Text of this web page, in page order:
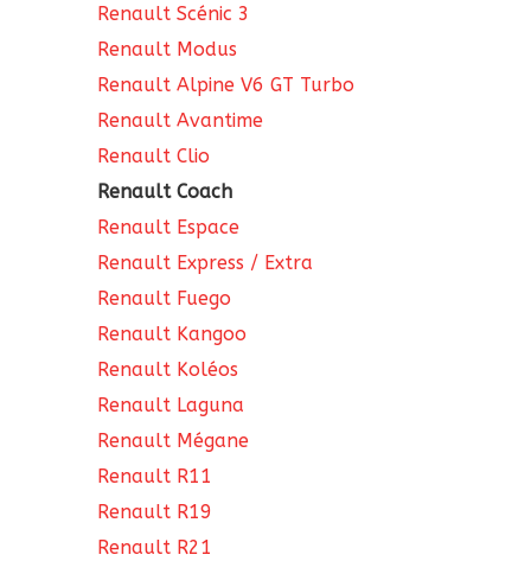
Renault Scénic 3
Renault Modus
Renault Alpine V6 GT Turbo
Renault Avantime
Renault Clio
Renault Coach
Renault Espace
Renault Express / Extra
Renault Fuego
Renault Kangoo
Renault Koléos
Renault Laguna
Renault Mégane
Renault R11
Renault R19
Renault R21